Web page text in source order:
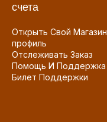
счета
Открыть Свой Магазин
профиль
Отслеживать Заказ
Помощь И Поддержка
Билет Поддержки